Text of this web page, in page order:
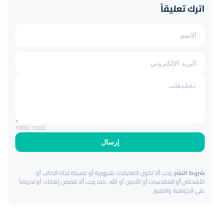
اترك تعليقاً
إرسال
1000/1000
شروط النشر:يجب ألا تكون التعليقات تشهيرية أو مسيئة تجاه الكاتب أو
الأشخاص أو المقدسات أو الأديان أو الله. كما يجب ألا تتضمن إهانات أو تحريضاً
على الكراهية والتمييز.